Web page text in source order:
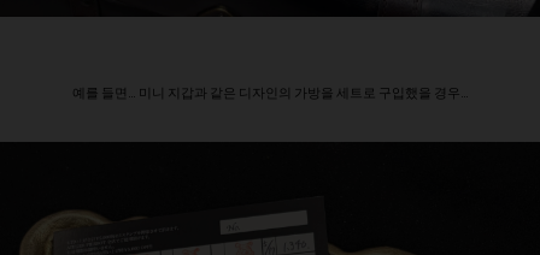
예를 들면… 미니 지갑과 같은 디자인의 가방을 세트로 구입했을 경우…